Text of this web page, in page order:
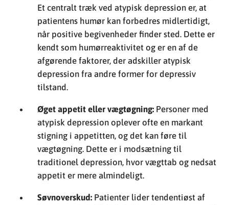
depression fra andre former for depressiv
tilstand.
Øget appetit eller vægtøgning:
Personer med
atypisk depression oplever ofte en markant
stigning i appetitten, og det kan føre til
vægtøgning. Dette er i modsætning til
appetit er mere almindeligt.
Søvnoverskud:
Patienter lider tendentiøst af
hypersomni, hvilket betyder, at de sover meget
mere end normalt. De kan have svært ved at
komme ud af sengen og kan føle behov for at
sove i mange timer, også i løbet af dagen.